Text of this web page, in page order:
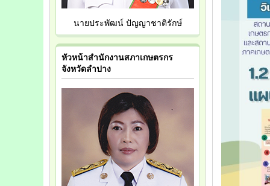
นายประพัฒน์ ปัญญาชาติรักษ์
หัวหน้าสำนักงานสภาเกษตรกร
จังหวัดลำปาง